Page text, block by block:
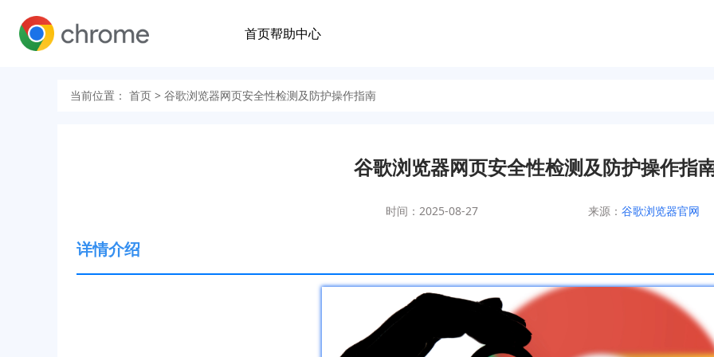
首页帮助中心
当前位置： 首页 > 谷歌浏览器网页安全性检测及防护操作指南
谷歌浏览器网页安全性检测及防护操作指
时间：2025-08-27 来源： 谷歌浏览器官网
详情介绍